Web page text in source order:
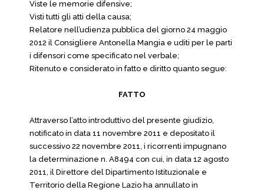
Viste le memorie difensive;
Visti tutti gli atti della causa;
Relatore nell’udienza pubblica del giorno 24 maggio
2012 il Consigliere Antonella Mangia e uditi per le parti
i difensori come specificato nel verbale;
Ritenuto e considerato in fatto e diritto quanto segue:
FATTO
Attraverso l’atto introduttivo del presente giudizio,
notificato in data 11 novembre 2011 e depositato il
successivo 22 novembre 2011, i ricorrenti impugnano
la determinazione n. A8494 con cui, in data 12 agosto
2011, il Direttore del Dipartimento Istituzionale e
Territorio della Regione Lazio ha annullato in